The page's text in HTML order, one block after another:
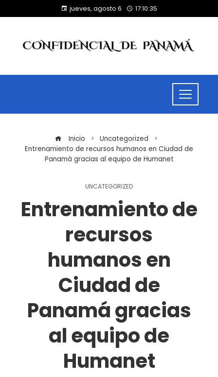
jueves, agosto 6 17:10:35
Inicio
Uncategorized
Entrenamiento de recursos humanos en Ciudad de
Panamá gracias al equipo de Humanet
UNCATEGORIZED
Entrenamiento de
recursos
humanos en
Ciudad de
Panamá gracias
al equipo de
Humanet